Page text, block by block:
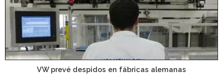
VW prevé despidos en fábricas alemanas